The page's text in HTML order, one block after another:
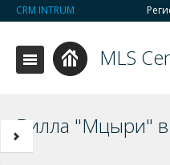
CRM INTRUM
MLS
Вилла "Мцыри"